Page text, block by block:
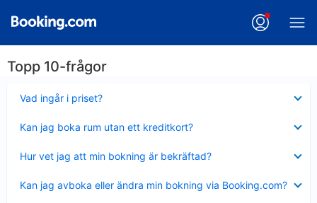
Topp 10-frågor
Vad ingår i priset?
mindre
Kan jag boka rum utan ett kreditkort?
mindre
Hur vet jag att min bokning är bekräftad?
mindre
Kan jag avboka eller ändra min bokning via Booking.com?
mindre